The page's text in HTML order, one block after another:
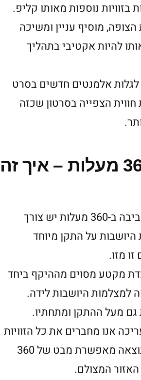
בזוויות נוספות מאותו קליפ.
מוסיף עניין ומשיכה
להיות אקטיבי בתהליך
אלמנטים חדשים בסרט
הצפייה בסרטון שכזה
סרטון ב-360 מעלות – איך זה
על מנת לצלם סביבה ב-360 מעלות יש צורך
על התקן מיוחד
זו מזו.
מקטע מסוים מההיקף ביחד
למצלמות היושבות לידה.
מעל ההתקן ומתחתיו.
אנו מחברים את כל הזוויות
השונות יחד והתוצאה מאפשרת מבט של 360
המצולם.